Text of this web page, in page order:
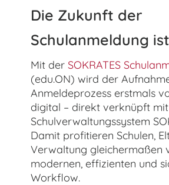
Die Zukunft der
Schulanmeldung
Mit derSOKRATES
(edu.ON) wird der
Anmeldeprozess erstmals
digital – direkt verknüpft
Schulverwaltungssystem
Damit profitieren Schulen,
Verwaltung gleichermaßen
modernen, effizienten und
Workflow.